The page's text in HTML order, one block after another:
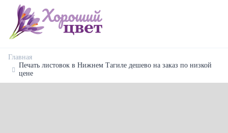
Главная
Печать листовок в Нижнем Тагиле дешево на заказ по низкой
цене